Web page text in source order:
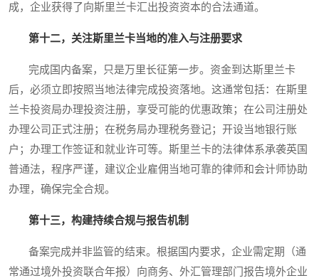
成，企业获得了向斯里兰卡汇出投资资本的合法通道。
第十二，关注斯里兰卡当地的准入与注册要求
完成国内备案，只是万里长征第一步。资金到达斯里兰卡
后，必须立即按照当地法律完成投资落地。这通常包括：在斯里
兰卡投资局办理投资注册，享受可能的优惠政策；在公司注册处
办理公司正式注册；在税务局办理税务登记；开设当地银行账
户；办理工作签证和就业许可等。斯里兰卡的法律体系承袭英国
普通法，程序严谨，建议企业雇佣当地可靠的律师和会计师协助
办理，确保完全合规。
第十三，构建持续合规与报告机制
备案完成并非监管的结束。根据国内要求，企业需定期（通
常通过境外投资联合年报）向商务、外汇管理部门报告境外企业